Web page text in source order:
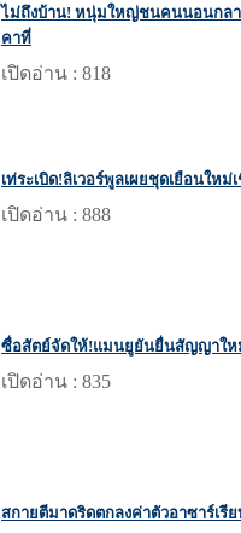
ไม่ถึงบ้าน! หนุ่มใหญ่ชนคนนอนกลา
คาที่
เปิดอ่าน : 818
เท่ระเบิด!ลิเวอร์พูลเผยชุดเยือนให
เปิดอ่าน : 888
ซื่อสัตย์จัดให้!แมนยูยันยื่นสัญญาให
เปิดอ่าน : 835
สกายตีมาดริดตกลงค่าตัวอาซาร์เรี